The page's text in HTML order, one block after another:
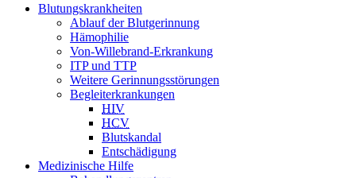
Blutungskrankheiten
Ablauf der Blutgerinnung
Hämophilie
Von-Willebrand-Erkrankung
ITP und TTP
Weitere Gerinnungsstörungen
Begleiterkrankungen
HIV
HCV
Blutskandal
Entschädigung
Medizinische Hilfe